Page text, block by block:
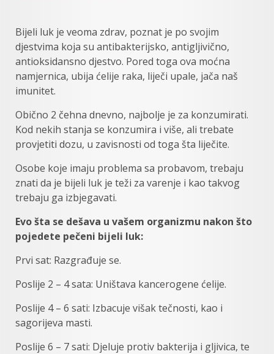
Bijeli luk je veoma zdrav, poznat je po svojim
djestvima koja su antibakterijsko, antigljivično,
antioksidansno djestvo. Pored toga ova moćna
namjernica, ubija ćelije raka, liječi upale, jača naš
imunitet.
Obično 2 čehna dnevno, najbolje je za konzumirati.
Kod nekih stanja se konzumira i više, ali trebate
provjetiti dozu, u zavisnosti od toga šta liječite.
Osobe koje imaju problema sa probavom, trebaju
znati da je bijeli luk je teži za varenje i kao takvog
trebaju ga izbjegavati.
Evo šta se dešava u vašem organizmu nakon što
pojedete pečeni bijeli luk:
Prvi sat: Razgrađuje se.
Poslije 2 – 4 sata: Uništava kancerogene ćelije.
Poslije 4 – 6 sati: Izbacuje višak tečnosti, kao i
sagorijeva masti.
Poslije 6 – 7 sati: Djeluje protiv bakterija i gljivica, te